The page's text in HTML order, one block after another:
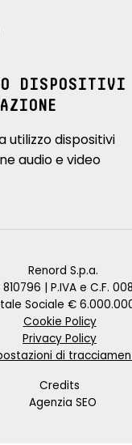
utilizzo dispositivi
audio e video
Renord S.p.a.
| P.IVA e C.F.
Sociale €
Cookie Policy
Privacy Policy
di
Credits
Agenzia SEO